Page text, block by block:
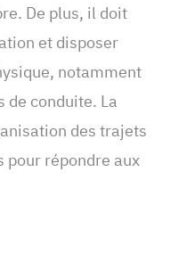
De plus, il doit
et disposer
notamment
de conduite. La
des trajets
pour répondre aux